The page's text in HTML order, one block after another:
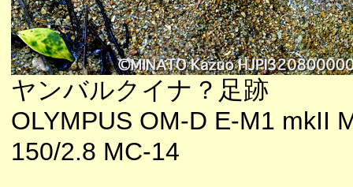
ヤンバルクイナ？足跡
OLYMPUS OM-D E-M1 mkII
150/2.8 MC-14